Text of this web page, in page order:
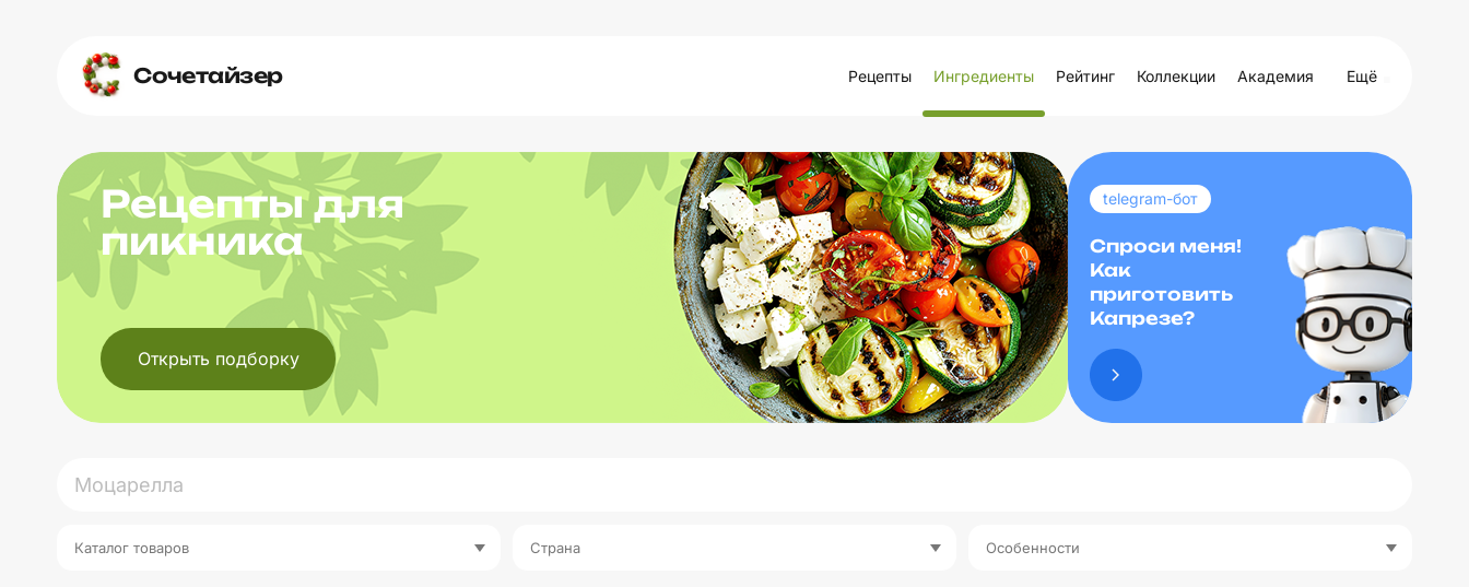
Сочетайзер Рецепты Ингредиенты Рейтинг Коллекции Академия Ещё
Рецепты для
пикника
Открыть подборку
telegram-бот
Спроси меня!
Как
приготовить
Капрезе?
Каталог товаров Страна Особенности